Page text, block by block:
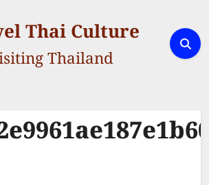
Thai Culture
Thailand